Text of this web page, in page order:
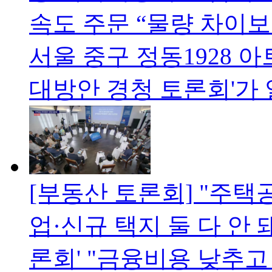
속도 주문 “물량 차이
서울 중구 정동1928
대방안 경청 토론회'가
[부동산 토론회] "주택
업·신규 택지 둘 다 안
론회' "금융비용 낮추